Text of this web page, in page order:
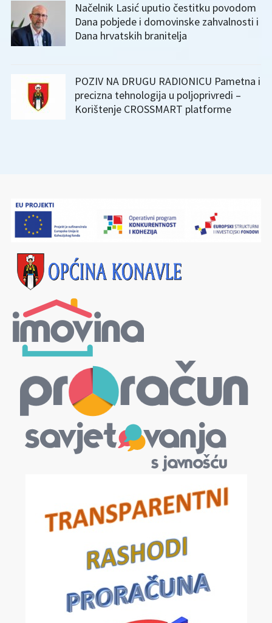
Načelnik Lasić uputio čestitku povodom
Dana pobjede i domovinske zahvalnosti i
Dana hrvatskih branitelja
POZIV NA DRUGU RADIONICU Pametna i
precizna tehnologija u poljoprivredi –
Korištenje CROSSMART platforme